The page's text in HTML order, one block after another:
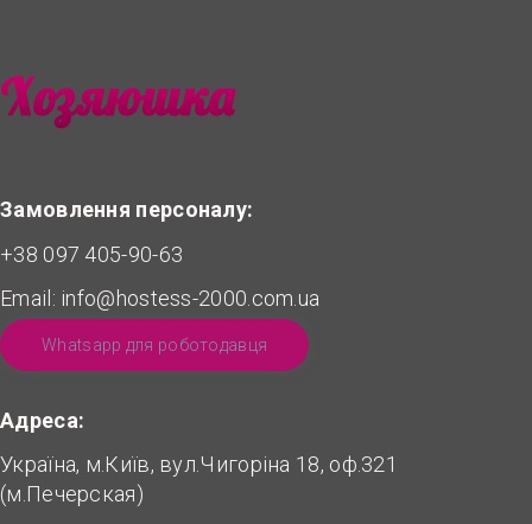
Замовлення персоналу:
+38 097 405-90-63
Email: info@hostess-2000.com.ua
Whatsapp для роботодавця
Адреса:
Україна, м.Київ, вул.Чигоріна 18, оф.321
(м.Печерская)